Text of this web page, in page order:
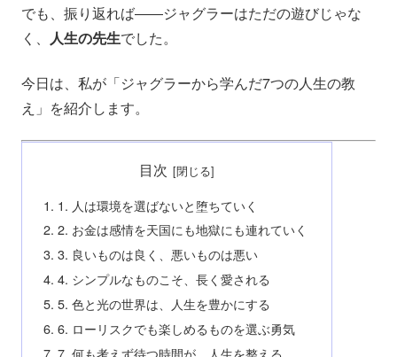
でも、振り返れば――ジャグラーはただの遊びじゃな
く、 人生の先生でした。
今日は、私が「ジャグラーから学んだ7つの人生の教
え」を紹介します。
目次
1. 人は環境を選ばないと堕ちていく
2. お金は感情を天国にも地獄にも連れていく
3. 良いものは良く、悪いものは悪い
4. シンプルなものこそ、長く愛される
5. 色と光の世界は、人生を豊かにする
6. ローリスクでも楽しめるものを選ぶ勇気
7. 何も考えず待つ時間が、人生を整える